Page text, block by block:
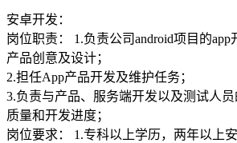
安卓开发：
岗位职责： 1.负责公司android项目的
产品创意及设计；
2.担任App产品开发及维护任务；
3.负责与产品、服务端开发以及测试人
质量和开发进度；
岗位要求： 1.专科以上学历，两年以上